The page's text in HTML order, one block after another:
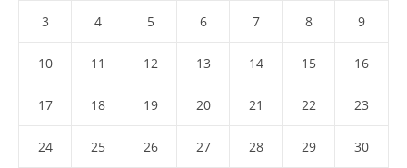
3 4 5 6 7 8 9
10 11 12 13 14 15 16
17 18 19 20 21 22 23
24 25 26 27 28 29 30